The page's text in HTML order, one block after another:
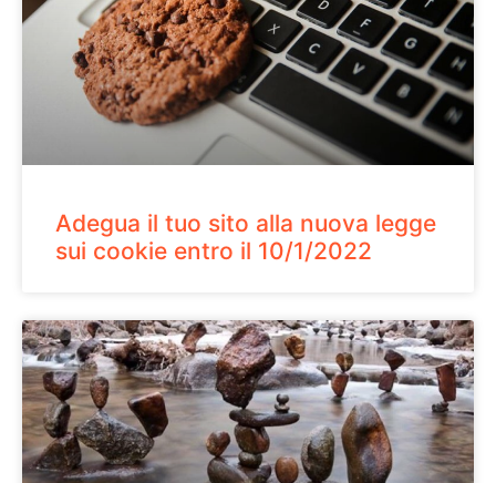
Adegua il tuo sito alla nuova legge
sui cookie entro il 10/1/2022